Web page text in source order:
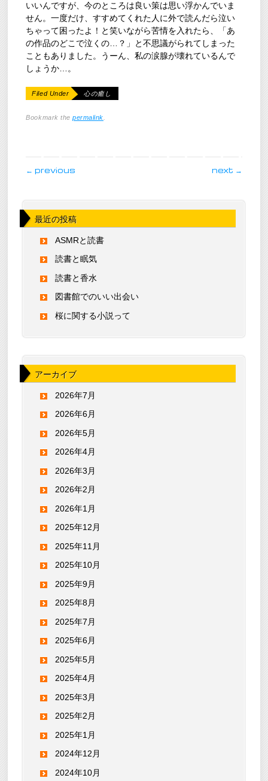
いいんですが、今のところは良い策は思い浮かんでいま
せん。一度だけ、すすめてくれた人に外で読んだら泣い
ちゃって困ったよ！と笑いながら苦情を入れたら、「あ
の作品のどこで泣くの…？」と不思議がられてしまった
こともありました。うーん、私の涙腺が壊れているんで
しょうか…。
Filed Under 心の癒し
Bookmark thepermalink.
post navigation
← previous next →
最近の投稿
ASMRと読書
読書と眠気
読書と香水
図書館でのいい出会い
桜に関する小説って
アーカイブ
2026年7月
2026年6月
2026年5月
2026年4月
2026年3月
2026年2月
2026年1月
2025年12月
2025年11月
2025年10月
2025年9月
2025年8月
2025年7月
2025年6月
2025年5月
2025年4月
2025年3月
2025年2月
2025年1月
2024年12月
2024年10月